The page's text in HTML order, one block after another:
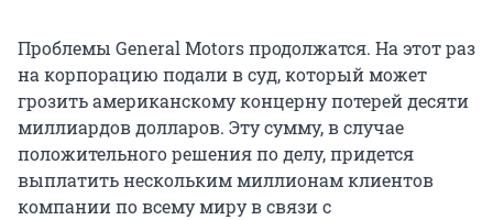
Проблемы General Motors продолжатся. На этот раз
на корпорацию подали в суд, который может
грозить американскому концерну потерей десяти
миллиардов долларов. Эту сумму, в случае
положительного решения по делу, придется
выплатить нескольким миллионам клиентов
компании по всему миру в связи с